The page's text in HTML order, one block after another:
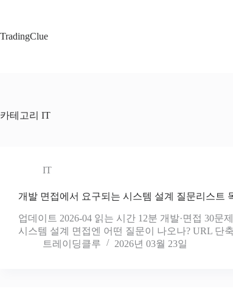
으
TradingClue
카테고리 IT
IT
개발 면접에서 요구되는 시스템 설계 질문리스트
업데이트 2026-04 읽는 시간 12분 개발·면접 30문
시스템 설계 면접엔 어떤 질문이 나오나? URL 단
트레이딩클루
2026년 03월 23일